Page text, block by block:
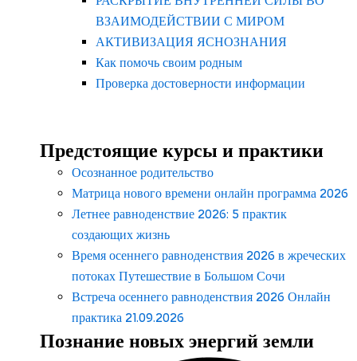
ВЗАИМОДЕЙСТВИИ С МИРОМ
АКТИВИЗАЦИЯ ЯСНОЗНАНИЯ
Как помочь своим родным
Проверка достоверности информации
Предстоящие курсы и практики
Осознанное родительство
Матрица нового времени онлайн программа 2026
Летнее равноденствие 2026: 5 практик
создающих жизнь
Время осеннего равноденствия 2026 в жреческих
потоках Путешествие в Большом Сочи
Встреча осеннего равноденствия 2026 Онлайн
практика 21.09.2026
Познание новых энергий земли